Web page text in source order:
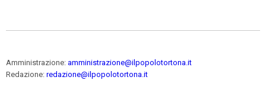
Amministrazione: amministrazione@ilpopolotortona.it
Redazione: redazione@ilpopolotortona.it